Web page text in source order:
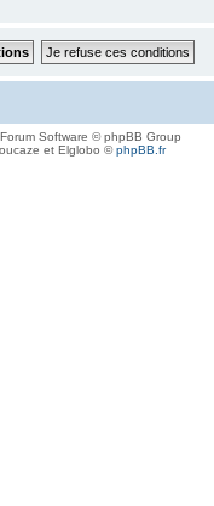
Software © phpBB Group
et Elglobo ©phpBB.fr